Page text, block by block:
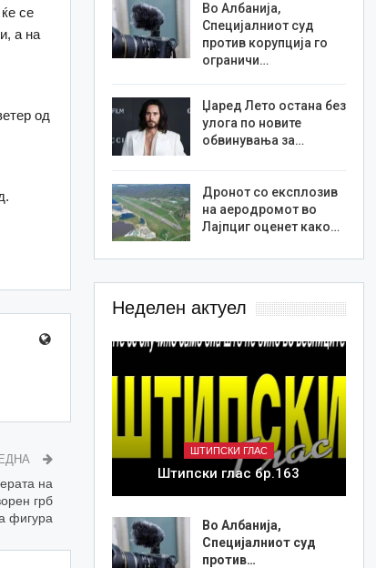
се
а на
од
на
грб
фигура
Во Албанија,
Специјалниот суд
против корупција го
ограничи…
Џаред Лето остана без
улога по новите
обвинувања за…
Дронот со експлозив
на аеродромот во
Лајпциг оценет како…
Неделен актуел
ШТИПСКИ ГЛАС
Штипски глас бр.163
Во Албанија,
Специјалниот суд
против…